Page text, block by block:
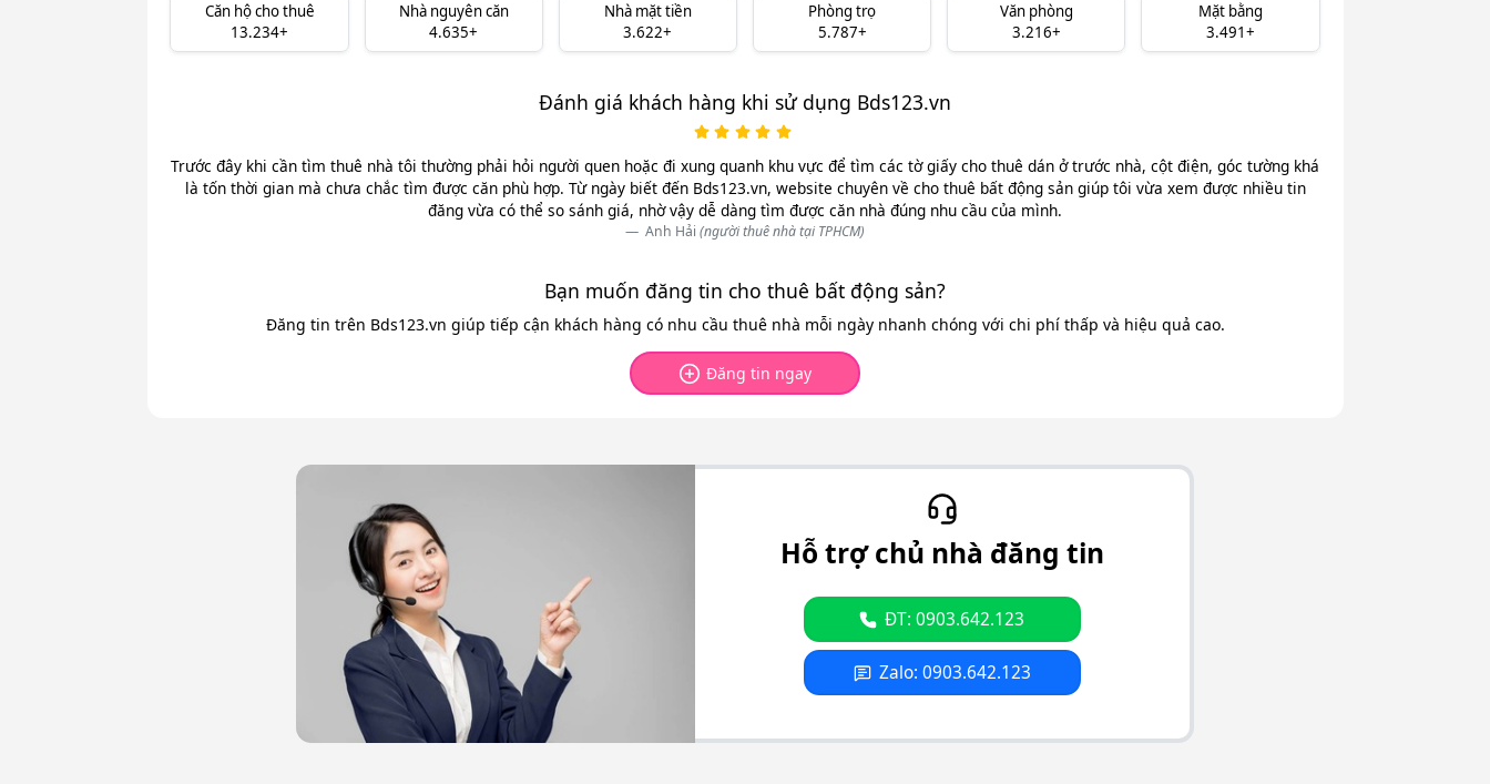
Căn hộ cho thuê
13.234+
Nhà nguyên căn
4.635+
Nhà mặt tiền
3.622+
Phòng trọ
5.787+
Văn phòng
3.216+
Mặt bằng
3.491+
Đánh giá khách hàng khi sử dụng Bds123.vn
Trước đây khi cần tìm thuê nhà tôi thường phải hỏi người quen hoặc đi xung quanh khu vực để tìm các tờ giấy cho thuê dán ở trước nhà, cột điện, góc tường khá
là tốn thời gian mà chưa chắc tìm được căn phù hợp. Từ ngày biết đến Bds123.vn, website chuyên về cho thuê bất động sản giúp tôi vừa xem được nhiều tin
đăng vừa có thể so sánh giá, nhờ vậy dễ dàng tìm được căn nhà đúng nhu cầu của mình.
Anh Hải (người thuê nhà tại TPHCM)
Bạn muốn đăng tin cho thuê bất động sản?
Đăng tin trên Bds123.vn giúp tiếp cận khách hàng có nhu cầu thuê nhà mỗi ngày nhanh chóng với chi phí thấp và hiệu quả cao.
Đăng tin ngay
Hỗ trợ chủ nhà đăng tin
ĐT: 0903.642.123
Zalo: 0903.642.123